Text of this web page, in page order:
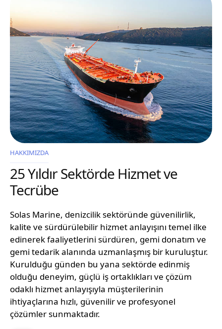
HAKKIMIZDA
25 Yıldır Sektörde Hizmet ve
Tecrübe
Solas Marine, denizcilik sektöründe güvenilirlik,
kalite ve sürdürülebilir hizmet anlayışını temel ilke
edinerek faaliyetlerini sürdüren, gemi donatım ve
gemi tedarik alanında uzmanlaşmış bir kuruluştur.
Kurulduğu günden bu yana sektörde edinmiş
olduğu deneyim, güçlü iş ortaklıkları ve çözüm
odaklı hizmet anlayışıyla müşterilerinin
ihtiyaçlarına hızlı, güvenilir ve profesyonel
çözümler sunmaktadır.